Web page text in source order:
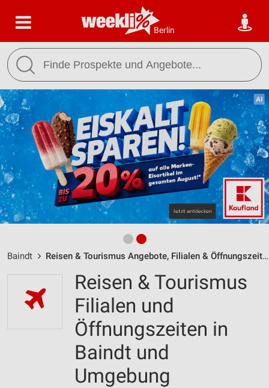
Berlin
Baindt Reisen & Tourismus Angebote, Filialen & Öffnungszeiten
Reisen & Tourismus
Filialen und
Öffnungszeiten in
Baindt und
Umgebung